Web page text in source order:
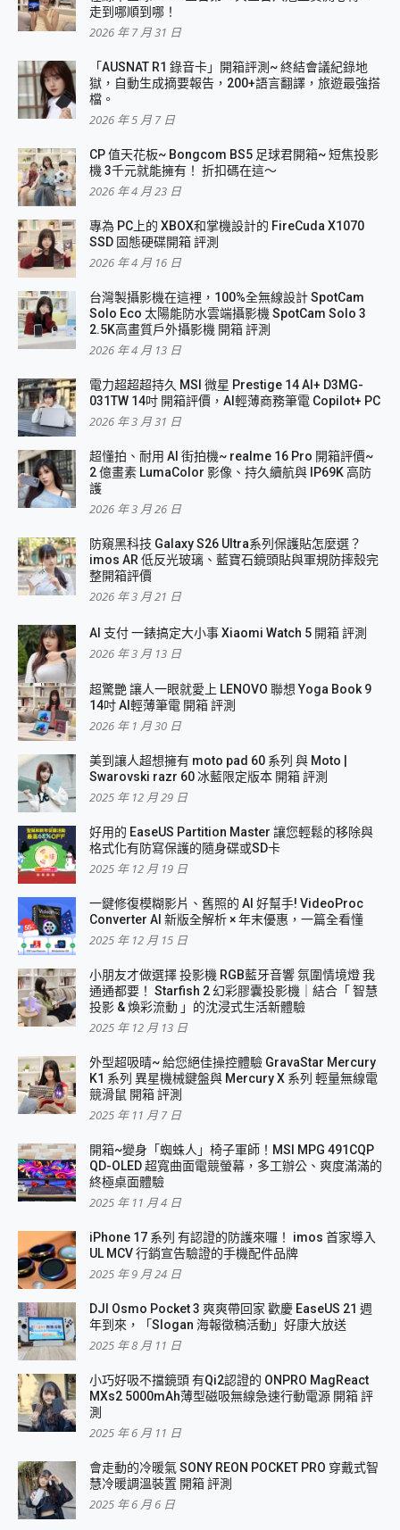
走到哪順到哪！
2026 年 7 月 31 日
「AUSNAT R1 錄音卡」開箱評測~ 終結會議紀錄地
獄，自動生成摘要報告，200+語言翻譯，旅遊最強搭
檔。
2026 年 5 月 7 日
CP 值天花板~ Bongcom BS5 足球君開箱~ 短焦投影
機 3千元就能擁有！ 折扣碼在這～
2026 年 4 月 23 日
專為 PC上的 XBOX和掌機設計的 FireCuda X1070
SSD 固態硬碟開箱 評測
2026 年 4 月 16 日
台灣製攝影機在這裡，100%全無線設計 SpotCam
Solo Eco 太陽能防水雲端攝影機 SpotCam Solo 3
2.5K高畫質戶外攝影機 開箱 評測
2026 年 4 月 13 日
電力超超超持久 MSI 微星 Prestige 14 AI+ D3MG-
031TW 14吋 開箱評價，AI輕薄商務筆電 Copilot+ PC
2026 年 3 月 31 日
超懂拍、耐用 AI 街拍機~ realme 16 Pro 開箱評價~
2 億畫素 LumaColor 影像、持久續航與 IP69K 高防
護
2026 年 3 月 26 日
防窺黑科技 Galaxy S26 Ultra系列保護貼怎麼選？
imos AR 低反光玻璃、藍寶石鏡頭貼與軍規防摔殼完
整開箱評價
2026 年 3 月 21 日
AI 支付 一錶搞定大小事 Xiaomi Watch 5 開箱 評測
2026 年 3 月 13 日
超驚艷 讓人一眼就愛上 LENOVO 聯想 Yoga Book 9
14吋 AI輕薄筆電 開箱 評測
2026 年 1 月 30 日
美到讓人超想擁有 moto pad 60 系列 與 Moto |
Swarovski razr 60 冰藍限定版本 開箱 評測
2025 年 12 月 29 日
好用的 EaseUS Partition Master 讓您輕鬆的移除與
格式化有防寫保護的隨身碟或SD卡
2025 年 12 月 19 日
一鍵修復模糊影片、舊照的 AI 好幫手! VideoProc
Converter AI 新版全解析 × 年末優惠，一篇全看懂
2025 年 12 月 15 日
小朋友才做選擇 投影機 RGB藍牙音響 氛圍情境燈 我
通通都要！ Starfish 2 幻彩膠囊投影機｜結合「 智慧
投影 & 煥彩流動 」的沈浸式生活新體驗
2025 年 12 月 13 日
外型超吸晴~ 給您絕佳操控體驗 GravaStar Mercury
K1 系列 異星機械鍵盤與 Mercury X 系列 輕量無線電
競滑鼠 開箱 評測
2025 年 11 月 7 日
開箱~變身「蜘蛛人」椅子軍師！MSI MPG 491CQP
QD-OLED 超寬曲面電競螢幕，多工辦公、爽度滿滿的
終極桌面體驗
2025 年 11 月 4 日
iPhone 17 系列 有認證的防護來囉！ imos 首家導入
UL MCV 行銷宣告驗證的手機配件品牌
2025 年 9 月 24 日
DJI Osmo Pocket 3 爽爽帶回家 歡慶 EaseUS 21 週
年到來，「Slogan 海報徵稿活動」好康大放送
2025 年 8 月 11 日
小巧好吸不擋鏡頭 有Qi2認證的 ONPRO MagReact
MXs2 5000mAh薄型磁吸無線急速行動電源 開箱 評
測
2025 年 6 月 11 日
會走動的冷暖氣 SONY REON POCKET PRO 穿戴式智
慧冷暖調溫裝置 開箱 評測
2025 年 6 月 6 日